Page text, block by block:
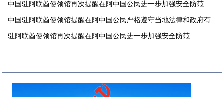
中国驻阿联酋使领馆再次提醒在阿中国公民进一步加强安全防范
中国驻阿联酋使领馆提醒在阿中国公民严格遵守当地法律和政府有关
要求
驻阿联酋使领馆再次提醒在阿中国公民进一步加强安全防范